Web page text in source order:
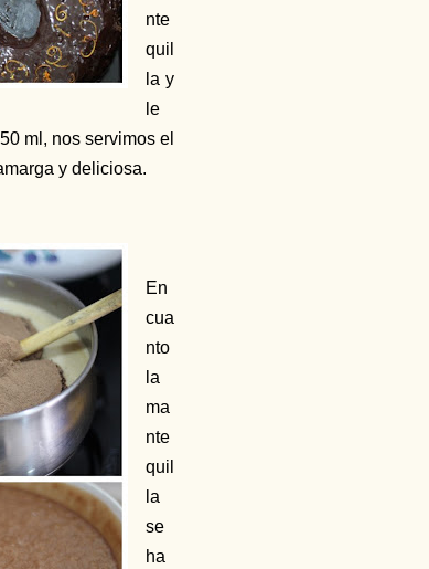
nte
quil
la y
le
ml, nos servimos el
y deliciosa.
En
cua
nto
la
ma
nte
quil
la
se
ha